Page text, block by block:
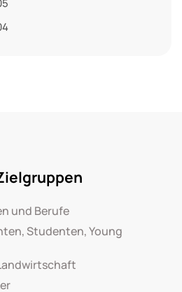
und Berufe
Studenten, Young